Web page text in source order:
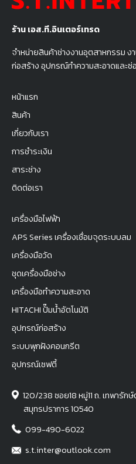
ร้าน เอส.ที.อินเตอร์เทรด
จำหน่ายสินค้าช่างงานอุตสาหกรรม ง
ก่อสร้าง อุปกรณ์ทำความสะอาดและซ่
หน้าแรก
สินค้า
เกี่ยวกับเรา
การชำระเงิน
สาระช่าง
ติดต่อเรา
เครื่องมือไฟฟ้า
APS Series เครื่องเชื่อมจุดระบบลม
เครื่องมือวัด
ชุดเครื่องมือช่าง
เครื่องมือทำความสะอาด
HITACHI ปั๊มน้ำอัตโนมัติ
อุปกรณ์ก่อสร้าง
ระบบพุกฝังคอนกรีต
อุปกรณ์เซฟตี้
120/238 ซอย18 หมู่11 ถ. เทพารั
สมุทรปราการ 10540
099-490-6022
s.t.inter@outlook.com